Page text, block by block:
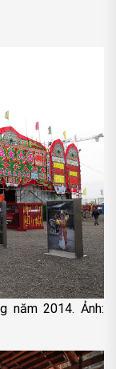
năm 2014. Ảnh: